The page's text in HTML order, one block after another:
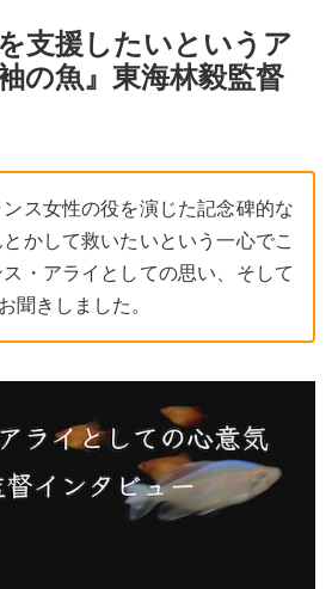
支援したいというア
の魚』東海林毅監督
ス女性の役を演じた記念碑的な
かして救いたいという一心でこ
・アライとしての思い、そして
聞きしました。